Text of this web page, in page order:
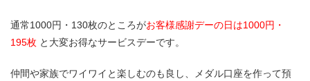
通常1000円・130枚のところがお客様感謝デーの日は1000円・
195枚 と大変お得なサービスデーです。
仲間や家族でワイワイと楽しむのも良し、メダル口座を作って預